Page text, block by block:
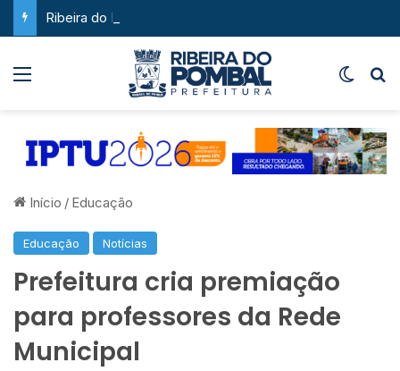
Início / Educação
Educação Notícias
Prefeitura cria premiação
para professores da Rede
Municipal